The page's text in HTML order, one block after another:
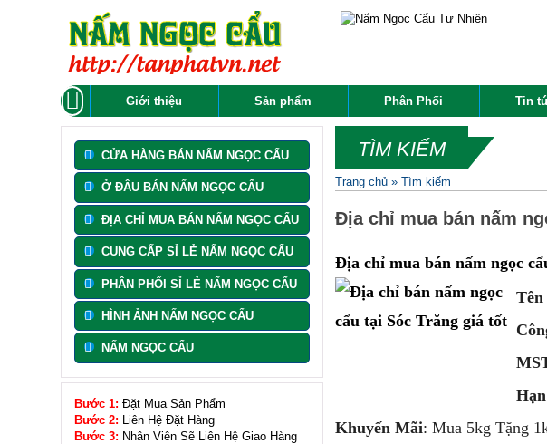
Giới thiệu Sản phẩm Phân Phối Tin
CỬA HÀNG BÁN NẤM NGỌC CẨU
Ở ĐÂU BÁN NẤM NGỌC CẨU
ĐỊA CHỈ MUA BÁN NẤM NGỌC CẨU
CUNG CẤP SỈ LẺ NẤM NGỌC CẨU
PHÂN PHỐI SỈ LẺ NẤM NGỌC CẨU
HÌNH ẢNH NẤM NGỌC CẨU
NẤM NGỌC CẨU
Bước 1: Đặt Mua Sản Phẩm
Bước 2: Liên Hệ Đặt Hàng
Bước 3: Nhân Viên Sẽ Liên Hệ Giao Hàng
TÌM KIẾM
Trang chủ » Tìm kiếm
Địa chỉ mua bán nấm
Địa chỉ mua bán nấm ngọc
Tên
Khuyến Mãi: Mua 5kg Tặng